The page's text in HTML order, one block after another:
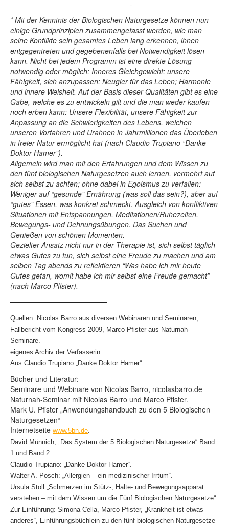
——————————————————-
* Mit der Kenntnis der Biologischen Naturgesetze können nun
einige Grundprinzipien zusammengefasst werden, wie man
seine Konﬂikte sein gesamtes Leben lang erkennen, ihnen
entgegentreten und gegebenenfalls bei Notwendigkeit lösen
kann. Nicht bei jedem Programm ist eine direkte Lösung
notwendig oder möglich: Inneres Gleichgewicht; unsere
Fähigkeit, sich anzupassen; Neugier für das Leben; Harmonie
und innere Weisheit. Auf der Basis dieser Qualitäten gibt es eine
Gabe, welche es zu entwickeln gilt und die man weder kaufen
noch erben kann: Unsere Flexibilität, unsere Fähigkeit zur
Anpassung an die Schwierigkeiten des Lebens, welchen
unseren Vorfahren und Urahnen in Jahrmillionen das Überleben
in freier Natur ermöglicht hat (nach Claudio Trupiano “Danke
Doktor Hamer”).
Allgemein wird man mit den Erfahrungen und dem Wissen zu
den fünf biologischen Naturgesetzen auch lernen, vermehrt auf
sich selbst zu achten; ohne dabei in Egoismus zu verfallen:
Weniger auf “gesunde” Ernährung (was soll das sein?), aber auf
“gutes” Essen, was konkret schmeckt. Ausgleich von konfliktiven
Situationen mit Entspannungen, Meditationen/Ruhezeiten,
Bewegungs- und Dehnungsübungen. Das Suchen und
Genießen von schönen Momenten.
Gezielter Ansatz nicht nur in der Therapie ist, sich selbst täglich
etwas Gutes zu tun, sich selbst eine Freude zu machen und am
selben Tag abends zu reflektieren “Was habe ich mir heute
Gutes getan, womit habe ich mir selbst eine Freude gemacht”
(nach Marco Pfister).
——————————————–
Quellen: Nicolas Barro aus diversen Webinaren und Seminaren,
Fallbericht vom Kongress 2009, Marco Pfister aus Naturnah-
Seminare.
eigenes Archiv der Verfasserin.
Aus Claudio Trupiano „Danke Doktor Hamer“
Bücher und Literatur:
Seminare und Webinare von Nicolas Barro, nicolasbarro.de
Naturnah-Seminar mit Nicolas Barro und Marco Pfister.
Mark U. Pfister „Anwendungshandbuch zu den 5 Biologischen
Naturgesetzen“
Internetseite www.5bn.de.
David Münnich, „Das System der 5 Biologischen Naturgesetze“ Band
1 und Band 2.
Claudio Trupiano: „Danke Doktor Hamer“.
Walter A. Posch: „Allergien – ein medizinischer Irrtum“.
Ursula Stoll „Schmerzen im Stütz-, Halte- und Bewegungsapparat
verstehen – mit dem Wissen um die Fünf Biologischen Naturgesetze“
Zur Einführung: Simona Cella, Marco Pfister, „Krankheit ist etwas
anderes“, Einführungsbüchlein zu den fünf biologischen Naturgesetze